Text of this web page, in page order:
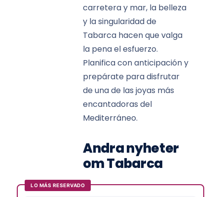
carretera y mar, la belleza
y la singularidad de
Tabarca hacen que valga
la pena el esfuerzo.
Planifica con anticipación y
prepárate para disfrutar
de una de las joyas más
encantadoras del
Mediterráneo.
Andra nyheter
om Tabarca
LO MÁS RESERVADO